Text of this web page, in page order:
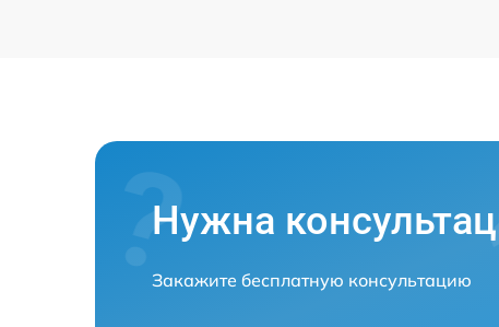
Нужна
Закажите бесплатную консультацию